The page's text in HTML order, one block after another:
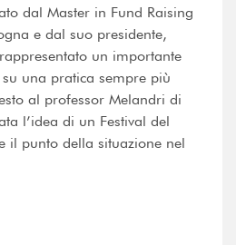
dal Master in Fund Raising
e dal suo presidente,
un importante
una pratica sempre più
al professor Melandri di
l’idea di un Festival del
il punto della situazione nel